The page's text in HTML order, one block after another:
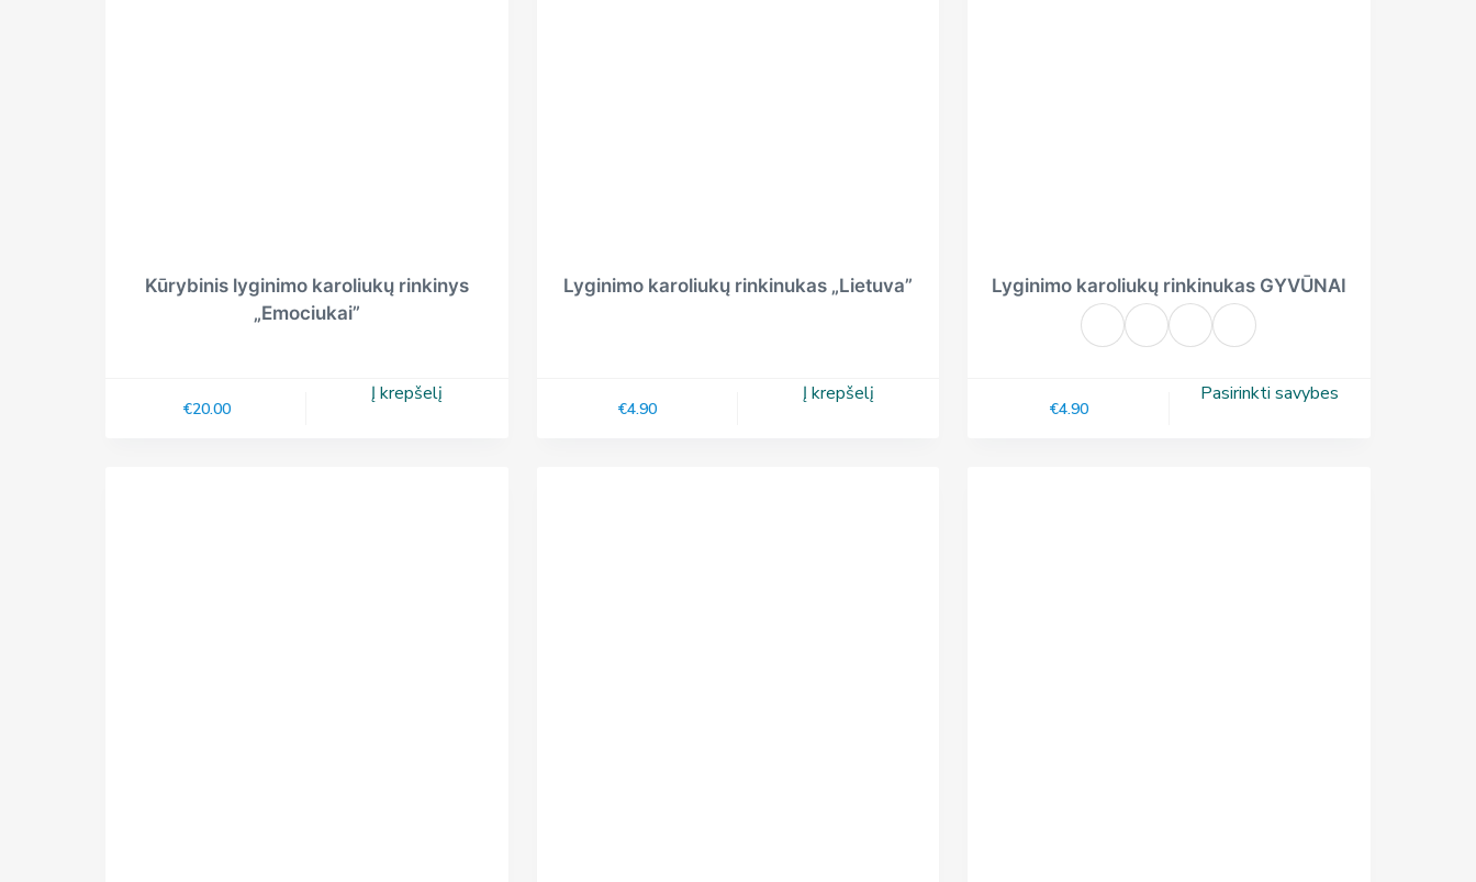
Kūrybinis lyginimo karoliukų rinkinys
„Emociukai”
€20.00
Į krepšelį
Lyginimo karoliukų rinkinukas „Lietuva”
€4.90
Į krepšelį
Lyginimo karoliukų rinkinukas GYVŪNAI
€4.90
Pasirinkti savybes